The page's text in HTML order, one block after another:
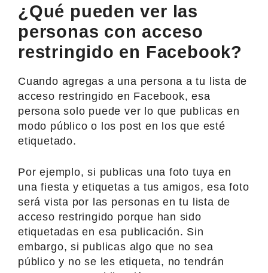
¿Qué pueden ver las
personas con acceso
restringido en Facebook?
Cuando agregas a una persona a tu lista de
acceso restringido en Facebook, esa
persona solo puede ver lo que publicas en
modo público o los post en los que esté
etiquetado.
Por ejemplo, si publicas una foto tuya en
una fiesta y etiquetas a tus amigos, esa foto
será vista por las personas en tu lista de
acceso restringido porque han sido
etiquetadas en esa publicación. Sin
embargo, si publicas algo que no sea
público y no se les etiqueta, no tendrán